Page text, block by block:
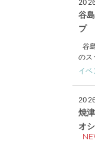
谷
プ
谷
のス
イベ
焼
オ